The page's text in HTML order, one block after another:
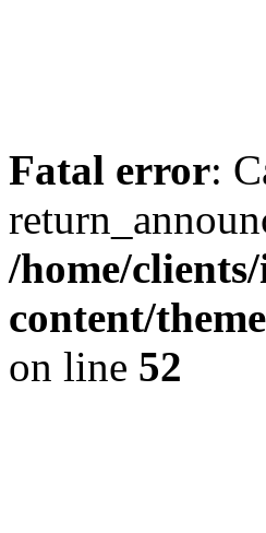
Fatal error:
/home/
content/
on line 52